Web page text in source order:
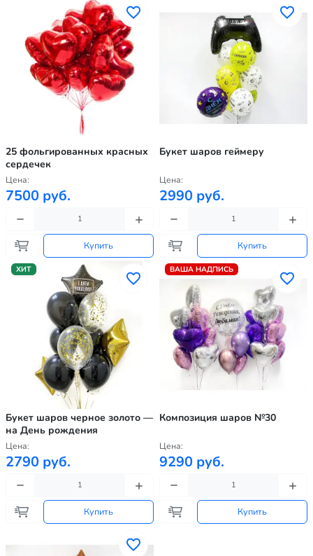
25 фольгированных красных
сердечек
Цена:
7500 руб.
Купить
Букет шаров геймеру
Цена:
2990 руб.
Купить
ХИТ
Букет шаров черное золото —
на День рождения
Цена:
2790 руб.
Купить
ВАША НАДПИСЬ
Композиция шаров №30
Цена:
9290 руб.
Купить